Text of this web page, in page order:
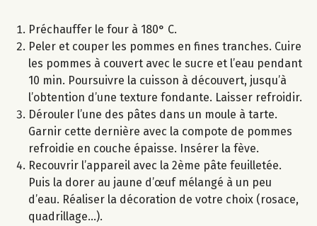
Préchauffer le four à 180° C.
Peler et couper les pommes en fines tranches. Cuire
les pommes à couvert avec le sucre et l’eau pendant
10 min. Poursuivre la cuisson à découvert, jusqu’à
l’obtention d’une texture fondante. Laisser refroidir.
Dérouler l’une des pâtes dans un moule à tarte.
Garnir cette dernière avec la compote de pommes
refroidie en couche épaisse. Insérer la fève.
Recouvrir l’appareil avec la 2ème pâte feuilletée.
Puis la dorer au jaune d’œuf mélangé à un peu
d’eau. Réaliser la décoration de votre choix (rosace,
quadrillage...).